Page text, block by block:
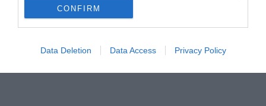
CONFIRM
Data Deletion Data Access Privacy Policy